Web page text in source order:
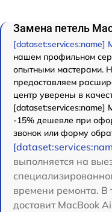
Замена петель
[dataset:services:name]
нашем профильном
опытными мастерами.
предоставляем
центр уверены в
[dataset:services:name]
-15% дешевле при
звонок или форму
выполняется на
времени ремонта. В
доставит MacBook